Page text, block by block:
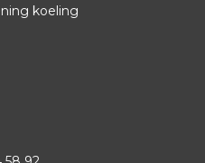
koeling